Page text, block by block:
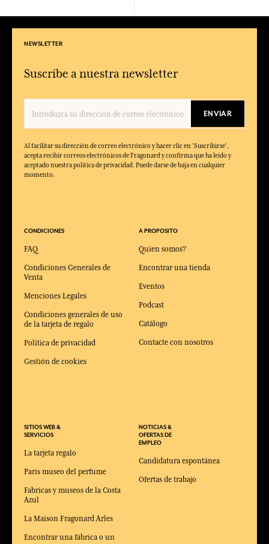
NEWSLETTER
Suscríbe a nuestra newsletter
ENVIAR
Al facilitar su dirección de correo electrónico y hacer clic en 'Suscribirse',
acepta recibir correos electrónicos de Fragonard y confirma que ha leído y
aceptado nuestra política de privacidad. Puede darse de baja en cualquier
momento.
CONDICIONES
FAQ
Condiciones Generales de
Venta
Menciones Legales
Condiciones generales de uso
de la tarjeta de regalo
Política de privacidad
Gestión de cookies
SITIOS WEB &
SERVICIOS
La tarjeta regalo
Paris museo del perfume
Fabricas y museos de la Costa
Azul
La Maison Fragonard Arles
Encontrar una fábrica o un
A PROPOSITO
Quien somos?
Encontrar una tienda
Eventos
Podcast
Catálogo
Contacte con nosotros
NOTICIAS &
OFERTAS DE
EMPLEO
Candidatura espontánea
Ofertas de trabajo